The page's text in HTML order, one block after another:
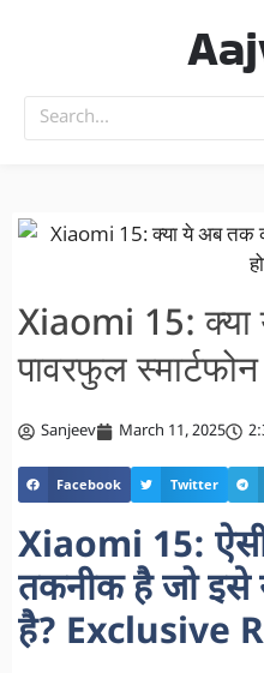
Xiaomi 15:
पावरफुल स्मार्टफोन
Sanjeev March 11, 2025
Facebook Twitter
Xiaomi 15:
तकनीक है जो इसे
है? Exclusive